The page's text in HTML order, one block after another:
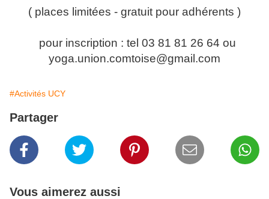
( places limitées - gratuit pour adhérents )
pour inscription : tel 03 81 81 26 64 ou
yoga.union.comtoise@gmail.com
#Activités UCY
Partager
Vous aimerez aussi